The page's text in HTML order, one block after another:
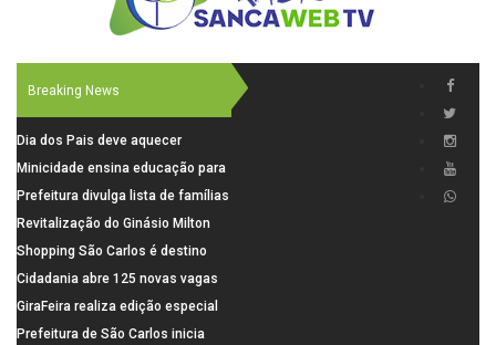
Breaking News
Dia dos Pais deve aquecer
comércio de São Carlos com
renda em alta e maior circulação
de consumidores
Minicidade ensina educação para
o trânsito a 264 crianças da rede
municipal
Prefeitura divulga lista de famílias
pré-selecionadas pela Caixa para
o Residencial Santa Felícia
Revitalização do Ginásio Milton
Olaio filho avança com obras de
recuperação
Shopping São Carlos é destino
para celebrar o Dia dos Pais com
presentes, gastronomia e lazer
Cidadania abre 125 novas vagas
para oficinas de convivência
GiraFeira realiza edição especial
de Dia dos Pais neste domingo (9)
Prefeitura de São Carlos inicia